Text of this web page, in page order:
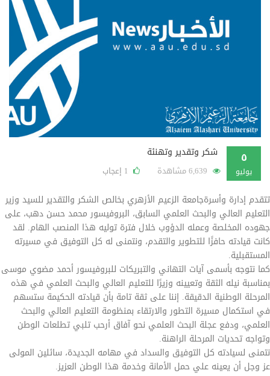
٥
يوليو
شكر وتقدير وتهنئة
1 إعجاب
تتقدم إدارة وأسرةجامعة الزعيم الأزهري بخالص الشكر والتقدير للسيد وزير
التعليم العالي والبحث العلمي السابق، البروفيسور محمد حسن دهب، على
جهوده المخلصة وعمله الدؤوب خلال فترة توليه هذا المنصب الهام. لقد
كانت قيادته حافزًا للتطوير والتقدم، ونتمنى له كل التوفيق في مسيرته
المستقبلية.
كما نتوجه بأسمى آيات التهاني والتبريكات للبروفيسور أحمد مضوي موسى
بمناسبة نيله الثقة وتعيينه وزيرًا للتعليم العالي والبحث العلمي في هذه
المرحلة الوطنية الدقيقة. إننا على ثقة تامة بأن قيادته الحكيمة ستسهم
في استكمال مسيرة التطور والارتقاء بمنظومة التعليم العالي والبحث
العلمي، ودفع عجلة البحث العلمي نحو آفاق أرحب تلبي تطلعات الوطن
وتواجه تحديات المرحلة الراهنة.
نتمنى لسيادته كل التوفيق والسداد في مهامه الجديدة، سائلين المولى
عز وجل أن يعينه علي حمل الأمانة وخدمة هذا الوطن العزيز.